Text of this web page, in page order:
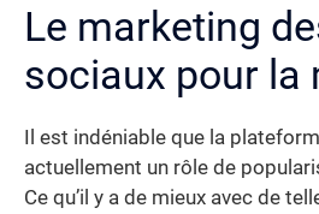
Le marketing
sociaux pour la
Il est indéniable que la
actuellement un rôle de
Ce qu’il y a de mieux avec de